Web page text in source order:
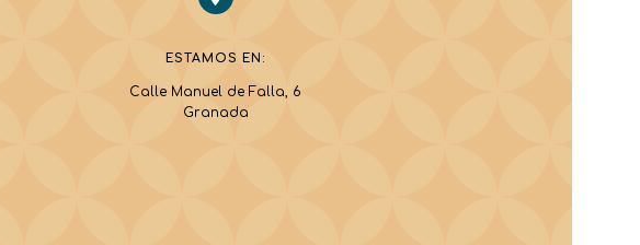
ESTAMOS EN:
Calle Manuel de Falla, 6
Granada